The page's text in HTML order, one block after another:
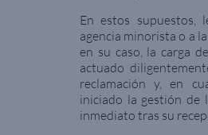
En estos supuestos,
agencia minorista o a
en su caso, la carga
actuado
reclamación y, en
iniciado la gestión de
inmediato tras su